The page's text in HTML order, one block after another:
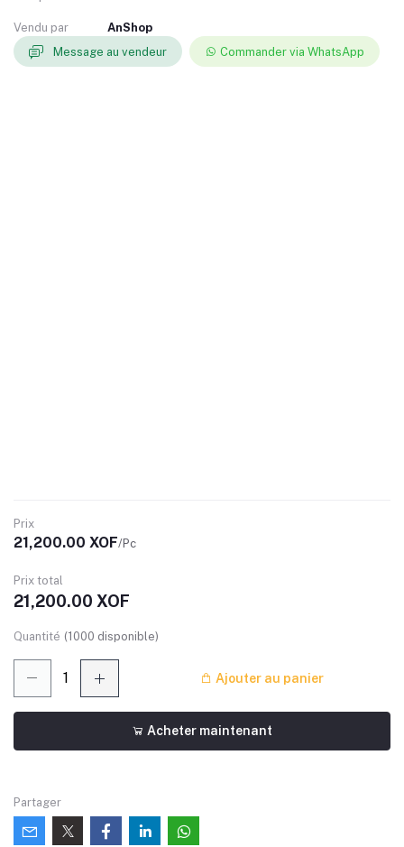
Vendu par
AnShop
Message au vendeur
Commander via WhatsApp
Prix
21,200.00 XOF/Pc
Prix ​​total
21,200.00 XOF
Quantité (1000 disponible)
Ajouter au panier
Acheter maintenant
Partager